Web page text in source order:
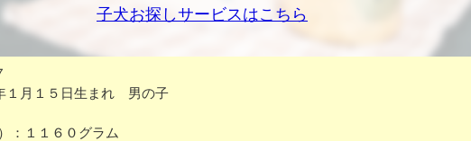
子犬お探しサービスはこちら
１月１５日生まれ 男の子
：１１６０グラム